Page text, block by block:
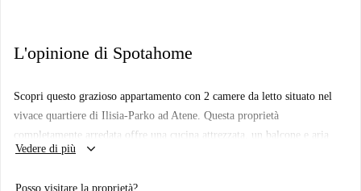
L'opinione di Spotahome
Scopri questo grazioso appartamento con 2 camere da letto situato nel
vivace quartiere di Ilisia-Parko ad Atene. Questa proprietà
completamente arredata offre una cucina attrezzata, un balcone e aria
condizionata centralizzata per un soggiorno confortevole. Senza alcuna
Vedere di più keyboard_arrow_down
Posso visitare la proprietà?